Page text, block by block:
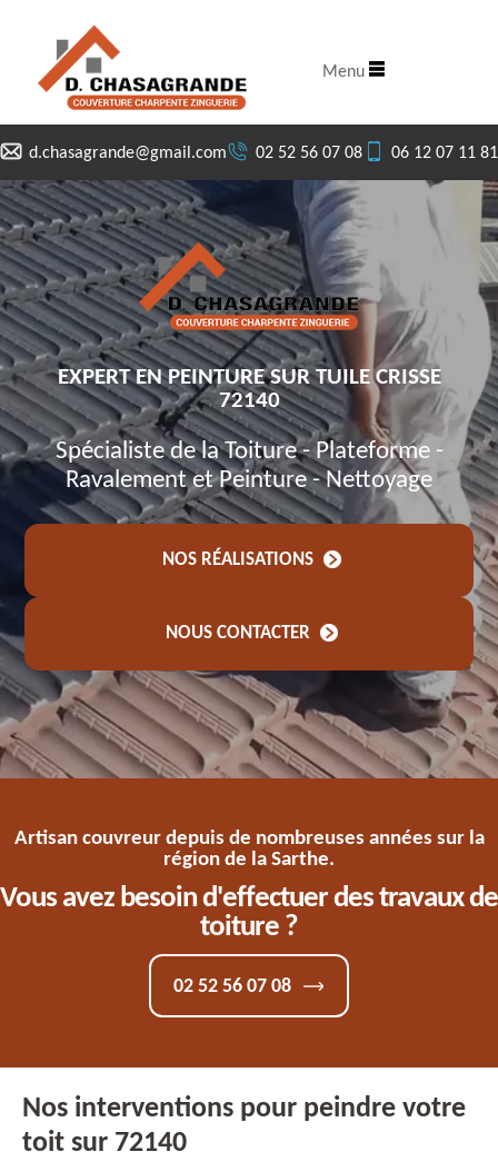
d.chasagrande@gmail.com 02 52 56 07 08 06 12 07 11 81
Menu
EXPERT EN PEINTURE SUR TUILE CRISSE
72140
Spécialiste de la Toiture - Plateforme -
Ravalement et Peinture - Nettoyage
NOS RÉALISATIONS
NOUS CONTACTER
Artisan couvreur depuis de nombreuses années sur la
région de la Sarthe.
Vous avez besoin d'effectuer des travaux de
toiture ?
02 52 56 07 08
Nos interventions pour peindre votre
toit sur 72140